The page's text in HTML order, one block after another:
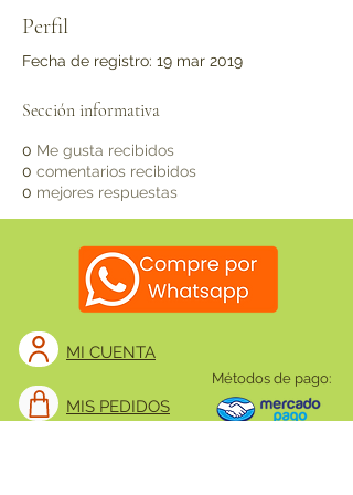
Perfil
Fecha de registro: 19 mar 2019
Sección informativa
0 Me gusta recibidos
0 comentarios recibidos
0 mejores respuestas
MI CUENTA
MIS PEDIDOS
Métodos de pago: